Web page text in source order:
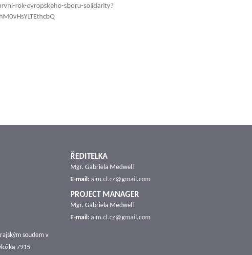
rok-evropskeho-sboru-solidarity?
soudem v
7915
ŘEDITELKA
Mgr. Gabriela Medwell
E-mail: aim.cl.cz@gmail.com
PROJECT MANAGER
Mgr. Gabriela Medwell
E-mail: aim.cl.cz@gmail.com